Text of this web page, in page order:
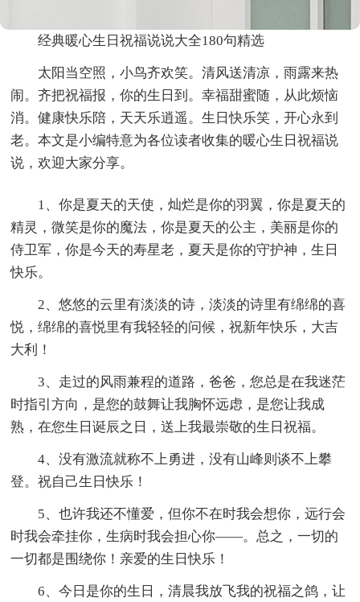
经典暖心生日祝福说说大全180句精选
太阳当空照，小鸟齐欢笑。清风送清凉，雨露来热
闹。齐把祝福报，你的生日到。幸福甜蜜随，从此烦恼
消。健康快乐陪，天天乐逍遥。生日快乐笑，开心永到
老。本文是小编特意为各位读者收集的暖心生日祝福说
说，欢迎大家分享。
1、你是夏天的天使，灿烂是你的羽翼，你是夏天的
精灵，微笑是你的魔法，你是夏天的公主，美丽是你的
侍卫军，你是今天的寿星老，夏天是你的守护神，生日
快乐。
2、悠悠的云里有淡淡的诗，淡淡的诗里有绵绵的喜
悦，绵绵的喜悦里有我轻轻的问候，祝新年快乐，大吉
大利！
3、走过的风雨兼程的道路，爸爸，您总是在我迷茫
时指引方向，是您的鼓舞让我胸怀远虑，是您让我成
熟，在您生日诞辰之日，送上我最崇敬的生日祝福。
4、没有激流就称不上勇进，没有山峰则谈不上攀
登。祝自己生日快乐！
5、也许我还不懂爱，但你不在时我会想你，远行会
时我会牵挂你，生病时我会担心你——。总之，一切的
一切都是围绕你！亲爱的生日快乐！
6、今日是你的生日，清晨我放飞我的祝福之鸽，让